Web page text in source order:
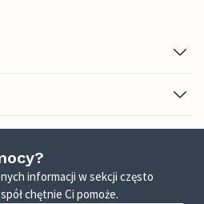
informacji w sekcji często
chętnie Ci pomoże.